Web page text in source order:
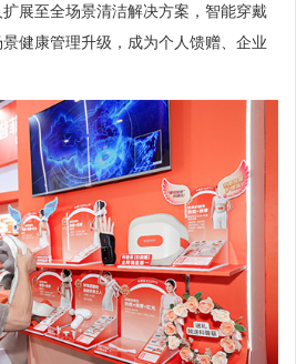
展至全场景清洁解决方案，智能穿戴
健康管理升级，成为个人馈赠、企业